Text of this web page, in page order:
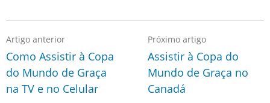
Artigo anterior
Como Assistir à Copa
do Mundo de Graça
na TV e no Celular
Próximo artigo
Assistir à Copa do
Mundo de Graça no
Canadá